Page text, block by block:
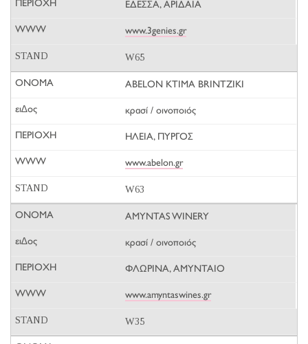
ΕΔΕΣΣΑ, ΑΡΙΔΑΙΑ
www.3genies.gr
W65
ABELON KTIMA BRINTZIKI
κρασί / οινοποιός
ΗΛΕΙΑ, ΠΥΡΓΟΣ
www.abelon.gr
W63
AMYNTAS WINERY
κρασί / οινοποιός
ΦΛΩΡΙΝΑ, ΑΜΥΝΤΑΙΟ
www.amyntaswines.gr
W35